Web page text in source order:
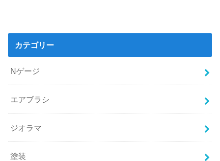
カテゴリー
Nゲージ
エアブラシ
ジオラマ
塗装